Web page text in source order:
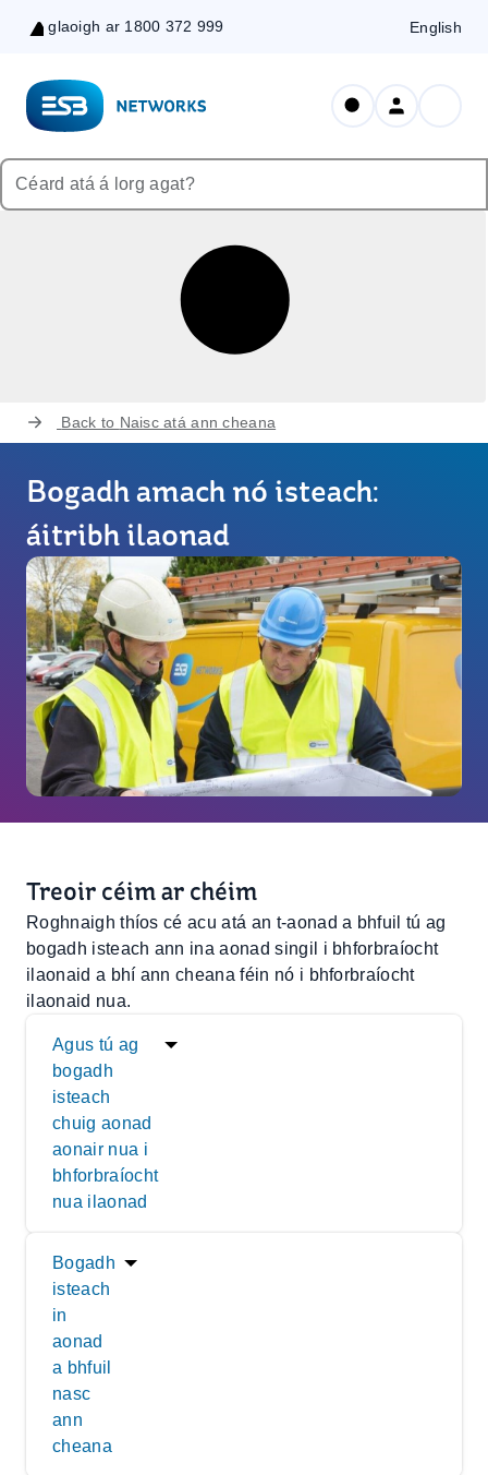
Skip
Content
glaoigh ar 1800 372 999 English
Back to Naisc atá ann cheana
Bogadh amach nó isteach:
áitribh ilaonad
Treoir céim ar chéim
Roghnaigh thíos cé acu atá an t-aonad a bhfuil tú ag
bogadh isteach ann ina aonad singil i bhforbraíocht
ilaonaid a bhí ann cheana féin nó i bhforbraíocht
ilaonaid nua.
Agus tú ag
bogadh
isteach
chuig aonad
aonair nua i
bhforbraíocht
nua ilaonad
Bogadh
isteach
in
aonad
a bhfuil
nasc
ann
cheana